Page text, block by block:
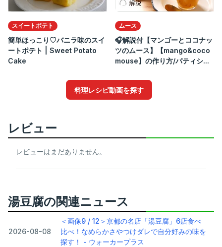
スイートポテト
簡単ほっこり♡バニラ味のスイ
ートポテト | Sweet Potato
Cake
ムース
🎧解説付【マンゴーとココナッ
ツのムース】【mango&coco
mouse】の作り方/パティシ...
料理レシピ動画を探す
レビュー
レビューはまだありません。
湯豆腐の関連ニュース
2026-08-08
＜画像9 / 12＞京都の名店「湯豆腐」6店食べ
比べ！なめらかさやつけダレで自分好みの味を
探す！ - ウォーカープラス